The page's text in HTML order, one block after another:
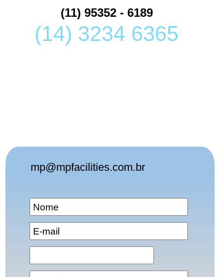
(11) 95352 - 6189
(14) 3234 6365
mp@mpfacilities.com.br